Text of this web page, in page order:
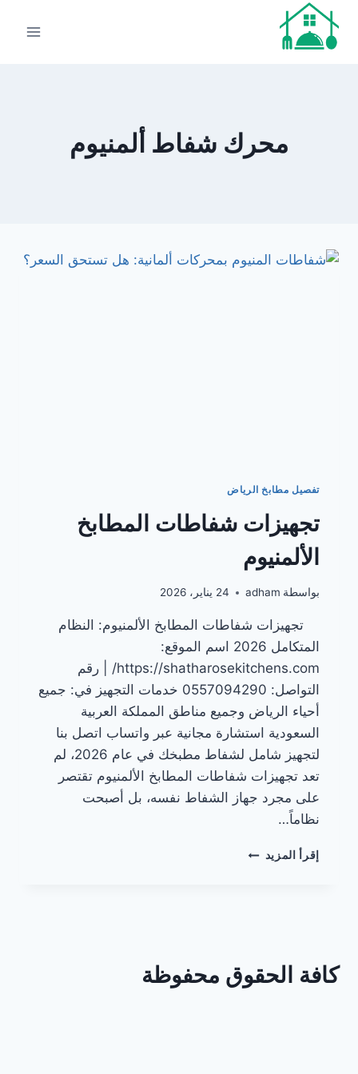
التجاوز
المحتوى
محرك شفاط ألمنيوم
تفصيل مطابخ الرياض
تجهيزات شفاطات المطابخ
الألمنيوم
بواسطة adham 24 يناير، 2026
تجهيزات شفاطات المطابخ الألمنيوم: النظام
المتكامل 2026 اسم الموقع:
https://shatharosekitchens.com/ | رقم
التواصل: 0557094290 خدمات التجهيز في: جميع
أحياء الرياض وجميع مناطق المملكة العربية
السعودية استشارة مجانية عبر واتساب اتصل بنا
لتجهيز شامل لشفاط مطبخك في عام 2026، لم
تعد تجهيزات شفاطات المطابخ الألمنيوم تقتصر
على مجرد جهاز الشفاط نفسه، بل أصبحت
نظاماً…
إقرأ المزيد تجهيزات
كافة الحقوق محفوظة